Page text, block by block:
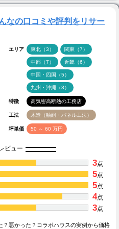
なの口コミや評判をリサー
エリア 東北（3） 関東（7）
中部（7） 近畿（6）
中国・四国（5）
九州・沖縄（3）
特徴 高気密高断熱の工務店
工法 木造（軸組・パネル工法）
坪単価 50 ～ 60 万円
ビュー
3点
5点
5点
4点
3点
？悪かった？コラボハウスの実例から価格